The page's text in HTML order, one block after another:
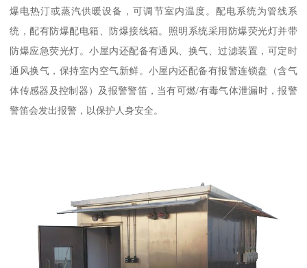
爆电热汀或蒸汽供暖设备，可调节室内温度。配电系统为管线系
统，配有防爆配电箱、防爆接线箱。照明系统采用防爆荧光灯并带
防爆应急荧光灯。小屋内还配备有通风、换气、过滤装置，可定时
通风换气，保持室内空气新鲜。小屋内还配备有报警连锁盘（含气
体传感器及控制器）及报警警笛，当有可燃/有毒气体泄漏时，报警
警笛会发出报警，以保护人身安全。